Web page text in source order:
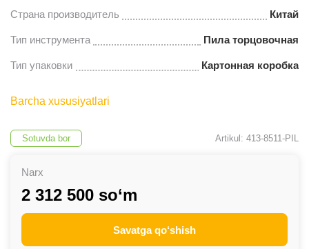
Страна производитель Китай
Тип инструмента Пила торцовочная
Тип упаковки Картонная коробка
Barcha xususiyatlari
Sotuvda bor Artikul: 413-8511-PIL
Narx
2 312 500 so‘m
Savatga qo‘shish